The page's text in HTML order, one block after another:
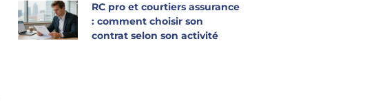
RC pro et courtiers assurance
: comment choisir son
contrat selon son activité